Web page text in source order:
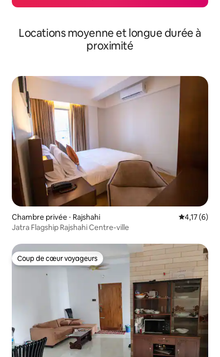
Locations moyenne et longue durée à
proximité
Chambre privée ⋅ Rajshahi Évaluation
4,17 (6)
Jatra Flagship Rajshahi Centre-ville
Coup de cœur voyageurs
Coup de cœur voyageurs